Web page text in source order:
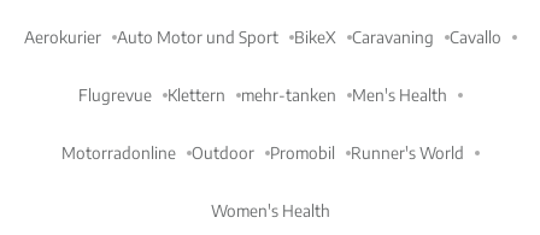
Aerokurier Auto Motor und Sport BikeX Caravaning Cavallo
Flugrevue Klettern mehr-tanken Men's Health
Motorradonline Outdoor Promobil Runner's World
Women's Health